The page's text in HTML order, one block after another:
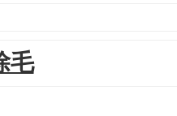
毛